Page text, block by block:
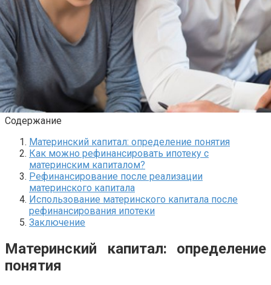
Содержание
Материнский капитал: определение понятия
Как можно рефинансировать ипотеку с
материнским капиталом?
Рефинансирование после реализации
материнского капитала
Использование материнского капитала после
рефинансирования ипотеки
Заключение
Материнский капитал: определение
понятия